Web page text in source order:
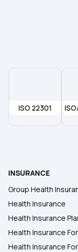
ISO 22301
INSURANCE
Group Health
Health Insurance
Health Insurance
Health Insurance
Health Insurance